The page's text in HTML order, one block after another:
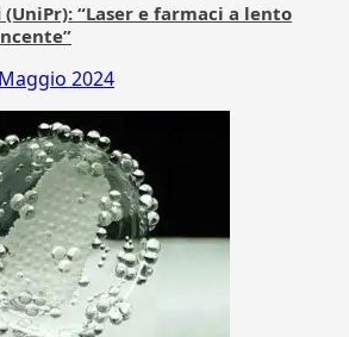
“Laser e farmaci a lento
2024